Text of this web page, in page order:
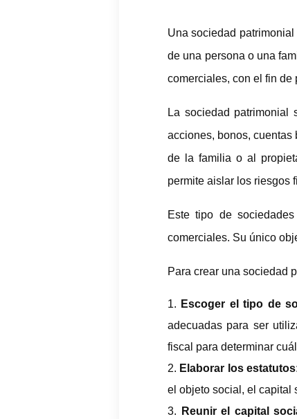
Una sociedad
de una persona o una
comerciales, con el fin
La sociedad patrimonial
acciones, bonos, cuentas
de la familia o al
permite aislar los riesgos
Este tipo de
comerciales. Su único
Para crear una sociedad
Escoger el tipo de
adecuadas para ser
fiscal para determinar
Elaborar los
el objeto social, el capital
Reunir el capital